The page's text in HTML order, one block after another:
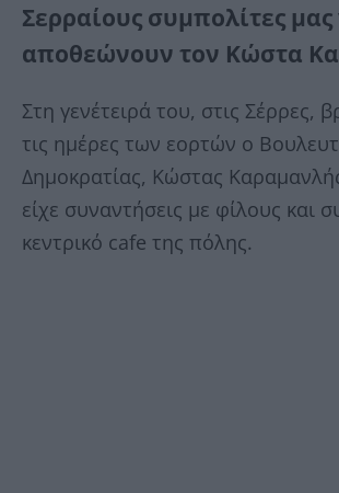
Σερραίους συμπολίτες μας
αποθεώνουν τον Κώστα
Στη γενέτειρά του, στις Σέρρες,
τις ημέρες των εορτών ο
Δημοκρατίας, Κώστας
είχε συναντήσεις με φίλους και
κεντρικό cafe της πόλης.